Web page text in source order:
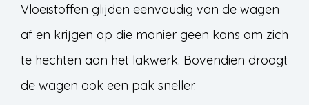
Vloeistoffen glijden eenvoudig van de wagen
af en krijgen op die manier geen kans om zich
te hechten aan het lakwerk. Bovendien droogt
de wagen ook een pak sneller.